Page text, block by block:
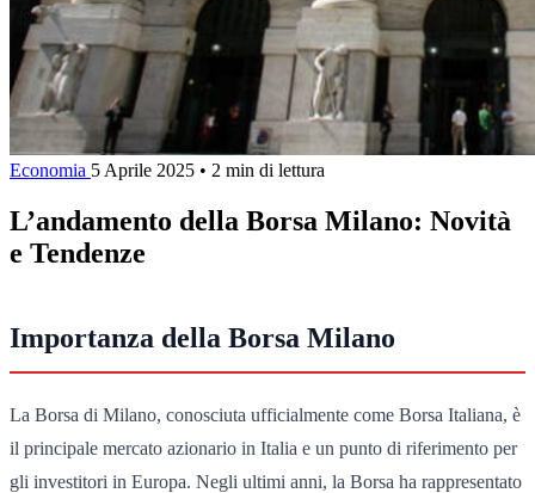
Economia 5 Aprile 2025 • 2 min di lettura
L’andamento della Borsa Milano: Novità
e Tendenze
Importanza della Borsa Milano
La Borsa di Milano, conosciuta ufficialmente come Borsa Italiana, è
il principale mercato azionario in Italia e un punto di riferimento per
gli investitori in Europa. Negli ultimi anni, la Borsa ha rappresentato